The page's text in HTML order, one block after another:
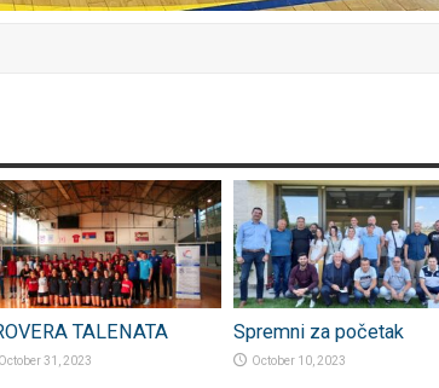
TALENATA
October 31, 2023
Spremni za početak
October 10, 2023